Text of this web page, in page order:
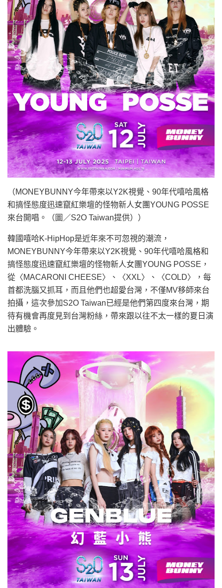
（MONEYBUNNY今年帶來以Y2K視覺、90年代嘻哈風格
和搞怪態度迅速竄紅樂壇的怪物新人女團YOUNG POSSE
來台開唱。（圖／S2O Taiwan提供））
韓國嘻哈K-HipHop是近年來不可忽視的潮流，
MONEYBUNNY今年帶來以Y2K視覺、90年代嘻哈風格和
搞怪態度迅速竄紅樂壇的怪物新人女團YOUNG POSSE，
從〈MACARONI CHEESE〉、〈XXL〉、〈COLD〉，每
首都洗腦又抓耳，而且他們也超愛台灣，不僅MV移師來台
拍攝，這次參加S2O Taiwan已經是他們第四度來台灣，期
待有機會再度見到台灣粉絲，帶來跟以往不太一樣的夏日演
出體驗。